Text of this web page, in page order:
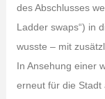
des Abschlusses
Ladder swaps“) in
wusste – mit
In Ansehung einer
erneut für die Stadt